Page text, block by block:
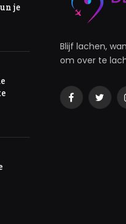
je
Blijf lachen,
om over te
Facebook